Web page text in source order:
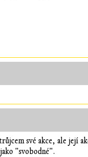
své akce, ale její
"svobodné".